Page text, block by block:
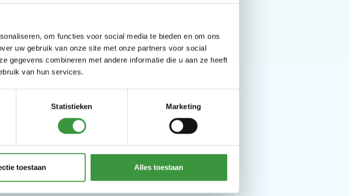
om functies voor social media te bieden en om ons
uw gebruik van onze site met onze partners voor social
gegevens combineren met andere informatie die u aan ze heeft
van hun services.
Statistieken Marketing
toestaan Alles toestaan